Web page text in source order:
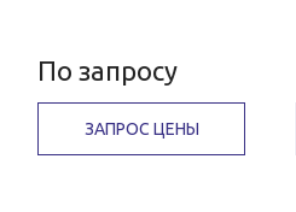
По запросу
ЗАПРОС ЦЕНЫ